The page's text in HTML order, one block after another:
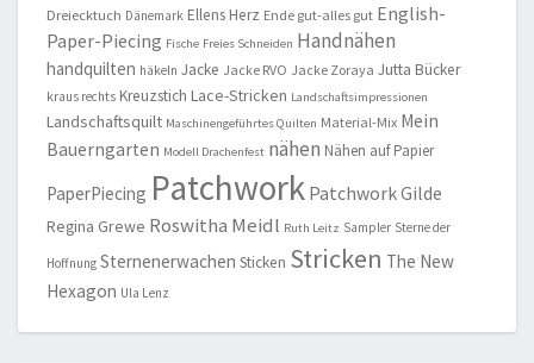
Dreiecktuch Dänemark Ellens Herz Ende gut-alles gut English-
Paper-Piecing Fische Freies Schneiden Handnähen
handquilten häkeln Jacke Jacke RVO Jacke Zoraya Jutta Bücker
kraus rechts Kreuzstich Lace-Stricken Landschaftsimpressionen
Landschaftsquilt Maschinengeführtes Quilten Material-Mix Mein
Bauerngarten Modell Drachenfest nähen Nähen auf Papier
PaperPiecing Patchwork Patchwork Gilde
Regina Grewe Roswitha Meidl Ruth Leitz Sampler Sterne der
Hoffnung Sternenerwachen Sticken Stricken The New
Hexagon Ula Lenz